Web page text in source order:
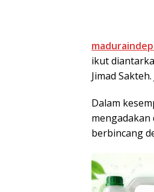
ikut
Jimad
Dalam
berbincang